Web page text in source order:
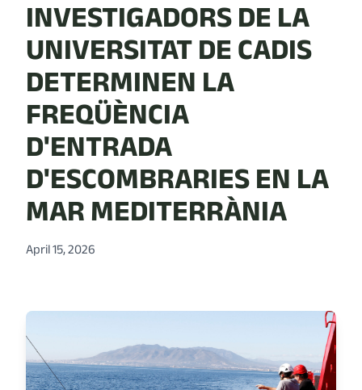
INVESTIGADORS DE LA
UNIVERSITAT DE CADIS
DETERMINEN LA
FREQÜÈNCIA
D'ENTRADA
D'ESCOMBRARIES EN LA
MAR MEDITERRÀNIA
April 15, 2026